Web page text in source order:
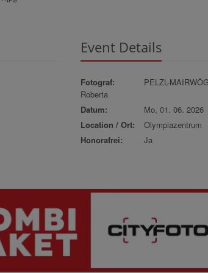
Event Details
Fotograf:
PELZL-
Roberta
Datum:
Mo, 01. 06. 2026
Location / Ort:
Olympiazentrum
Honorafrei:
Ja